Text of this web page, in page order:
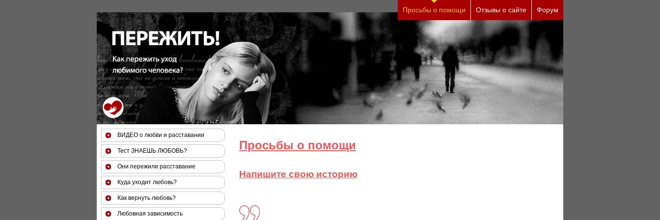
За 50 минут Вы можете оценить тяжесть своего состояния и его психологические причины (бесплатно)
Просьбы о помощи Отзывы о сайте Форум
Просьбы о помощи
Напишите свою историю
ВИДЕО о любви и расставании
Тест ЗНАЕШЬ ЛЮБОВЬ?
Они пережили расставание
Куда уходит любовь?
Как вернуть любовь?
Любовная зависимость